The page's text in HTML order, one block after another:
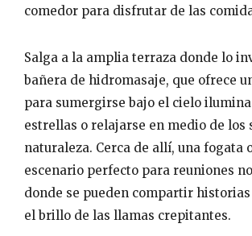
comedor para disfrutar de las
Salga a la amplia terraza donde lo
bañera de hidromasaje, que ofrece
para sumergirse bajo el cielo
estrellas o relajarse en medio de los
naturaleza. Cerca de allí, una fogata
escenario perfecto para reuniones
donde se pueden compartir
el brillo de las llamas crepitantes.